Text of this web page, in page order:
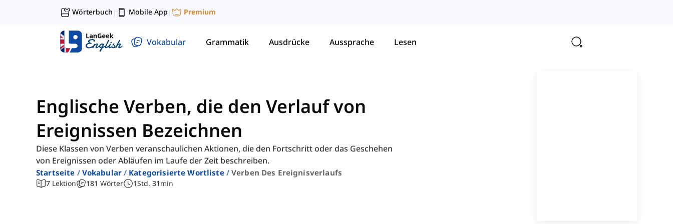
Wörterbuch | Mobile App | Premium
Vokabular Grammatik Ausdrücke Aussprache Lesen
Englische Verben, die den Verlauf von
Ereignissen Bezeichnen
Diese Klassen von Verben veranschaulichen Aktionen, die den Fortschritt oder das Geschehen
von Ereignissen oder Abläufen im Laufe der Zeit beschreiben.
Startseite Vokabular Kategorisierte Wortliste Verben Des Ereignisverlaufs
7 Lektion 181 Wörter 1Std. 31min